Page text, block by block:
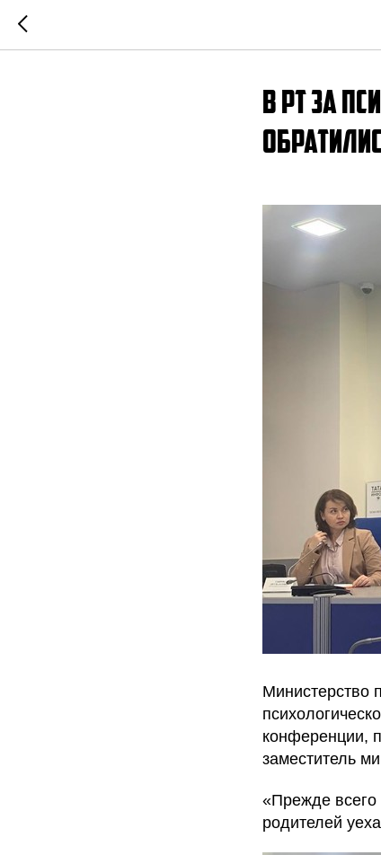
В РТ за
Министерство
конференции,
заместитель
«Прежде всего
родителей